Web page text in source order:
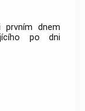
prvním dnem
po dni